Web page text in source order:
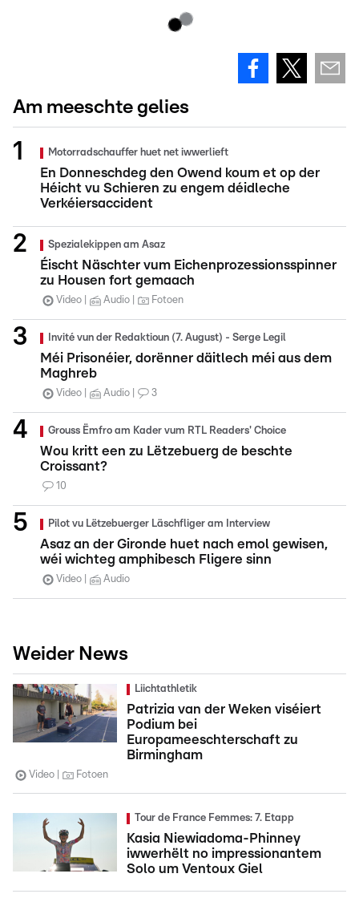
Am meeschte gelies
Motorradschauffer huet net iwwerlieft
En Donneschdeg den Owend koum et op der
Héicht vu Schieren zu engem déidleche
Verkéiersaccident
Spezialekippen am Asaz
Éischt Näschter vum Eichenprozessionsspinner
zu Housen fort gemaach
Video Audio Fotoen
Invité vun der Redaktioun (7. August) - Serge Legil
Méi Prisonéier, dorënner däitlech méi aus dem
Maghreb
Video Audio 3
Grouss Ëmfro am Kader vum RTL Readers' Choice
Wou kritt een zu Lëtzebuerg de beschte
Croissant?
10
Pilot vu Lëtzebuerger Läschfliger am Interview
Asaz an der Gironde huet nach emol gewisen,
wéi wichteg amphibesch Fligere sinn
Video Audio
Weider News
Liichtathletik
Patrizia van der Weken viséiert
Podium bei
Europameeschterschaft zu
Birmingham
Video Fotoen
Tour de France Femmes: 7. Etapp
Kasia Niewiadoma-Phinney
iwwerhëlt no impressionantem
Solo um Ventoux Giel